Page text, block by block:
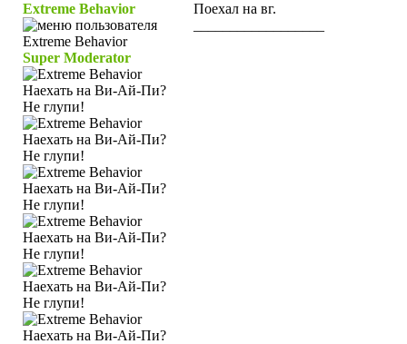
Extreme Behavior
Super Moderator
Поехал на вг.